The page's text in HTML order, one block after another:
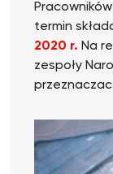
termin
2020 r. Na
zespoły